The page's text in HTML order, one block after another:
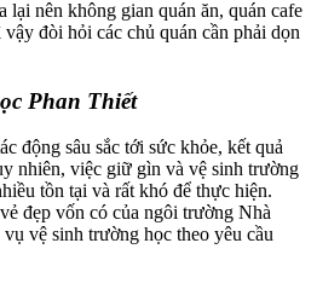
nên không gian quán ăn, quán cafe
đòi hỏi các chủ quán cần phải dọn
Phan Thiết
động sâu sắc tới sức khỏe, kết quả
nhiên, việc giữ gìn và vệ sinh trường
tồn tại và rất khó để thực hiện.
đẹp vốn có của ngôi trường Nhà
vệ sinh trường học theo yêu cầu